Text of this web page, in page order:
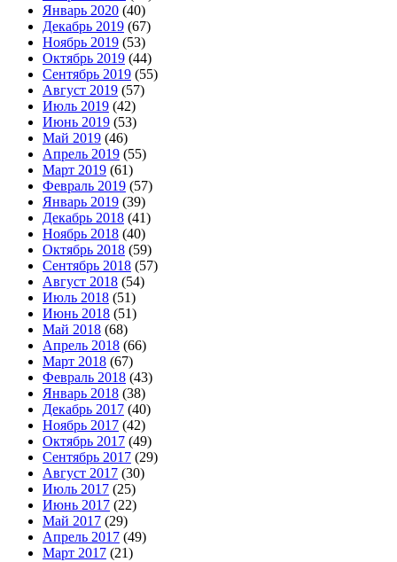
Январь 2020 (40)
Декабрь 2019 (67)
Ноябрь 2019 (53)
Октябрь 2019 (44)
Сентябрь 2019 (55)
Август 2019 (57)
Июль 2019 (42)
Июнь 2019 (53)
Май 2019 (46)
Апрель 2019 (55)
Март 2019 (61)
Февраль 2019 (57)
Январь 2019 (39)
Декабрь 2018 (41)
Ноябрь 2018 (40)
Октябрь 2018 (59)
Сентябрь 2018 (57)
Август 2018 (54)
Июль 2018 (51)
Июнь 2018 (51)
Май 2018 (68)
Апрель 2018 (66)
Март 2018 (67)
Февраль 2018 (43)
Январь 2018 (38)
Декабрь 2017 (40)
Ноябрь 2017 (42)
Октябрь 2017 (49)
Сентябрь 2017 (29)
Август 2017 (30)
Июль 2017 (25)
Июнь 2017 (22)
Май 2017 (29)
Апрель 2017 (49)
Март 2017 (21)